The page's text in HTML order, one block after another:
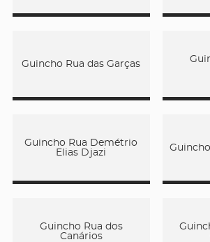
Guincho Rua das Garças
Guincho Rua Demétrio
Elias Djazi
Guincho Rua dos
Canários